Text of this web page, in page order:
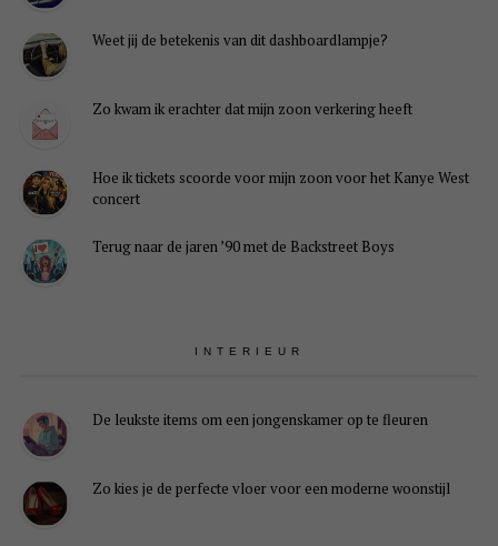
Weet jij de betekenis van dit dashboardlampje?
Zo kwam ik erachter dat mijn zoon verkering heeft
Hoe ik tickets scoorde voor mijn zoon voor het Kanye West
concert
Terug naar de jaren ’90 met de Backstreet Boys
INTERIEUR
De leukste items om een jongenskamer op te fleuren
Zo kies je de perfecte vloer voor een moderne woonstijl